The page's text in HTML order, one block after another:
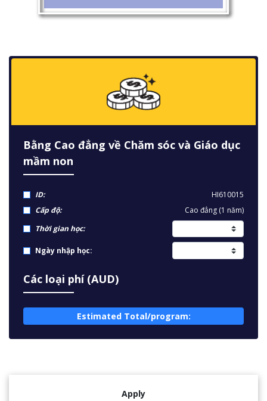
Bằng Cao đẳng về Chăm sóc và Giáo dục
mầm non
ID:
HI610015
Cấp độ:
Cao đẳng (1 năm)
Thời gian học:
Ngày nhập học:
Các loại phí (AUD)
Estimated Total/program:
Apply